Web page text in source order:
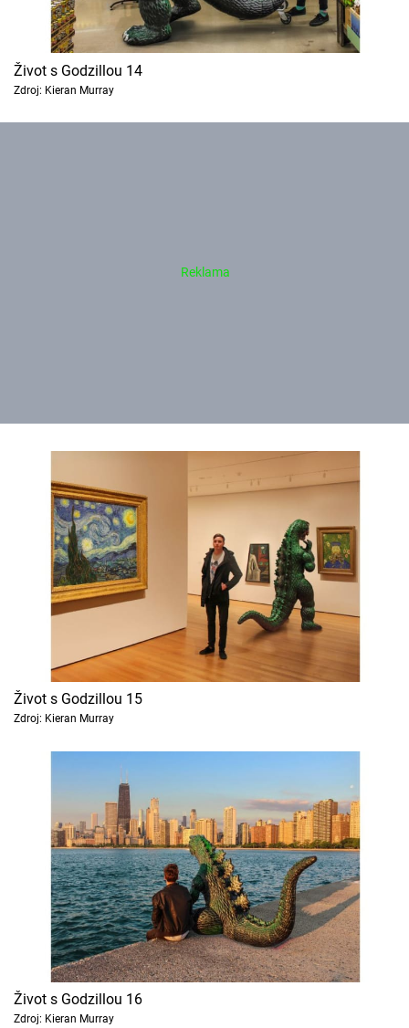
Život s Godzillou 14
Zdroj: Kieran Murray
Život s Godzillou 15
Zdroj: Kieran Murray
Život s Godzillou 16
Zdroj: Kieran Murray